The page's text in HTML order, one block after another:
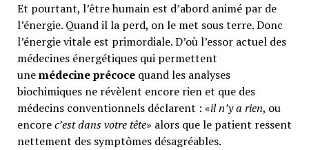
Et pourtant, l’être humain est d’abord animé par de
l’énergie. Quand il la perd, on le met sous terre. Donc
l’énergie vitale est primordiale. D’où l’essor actuel des
médecines énergétiques qui permettent
unemédecine précoce quand les analyses
biochimiques ne révèlent encore rien et que des
médecins conventionnels déclarent : «il n’y a rien, ou
encorec’est dans votre tête» alors que le patient ressent
nettement des symptômes désagréables.